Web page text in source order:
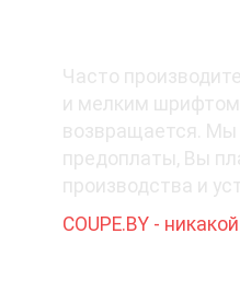
Часто
и мелким шрифтом
возвращается. Мы
предоплаты, Вы
производства и
COUPE.BY -